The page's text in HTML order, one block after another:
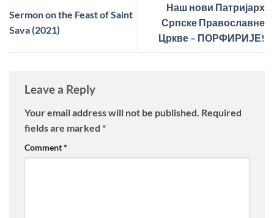
Sermon on the Feast of Saint
Sava (2021)
Наш нови Патријарх
Српске Православне
Цркве – ПОРФИРИЈЕ!
Leave a Reply
Your email address will not be published. Required
fields are marked *
Comment*